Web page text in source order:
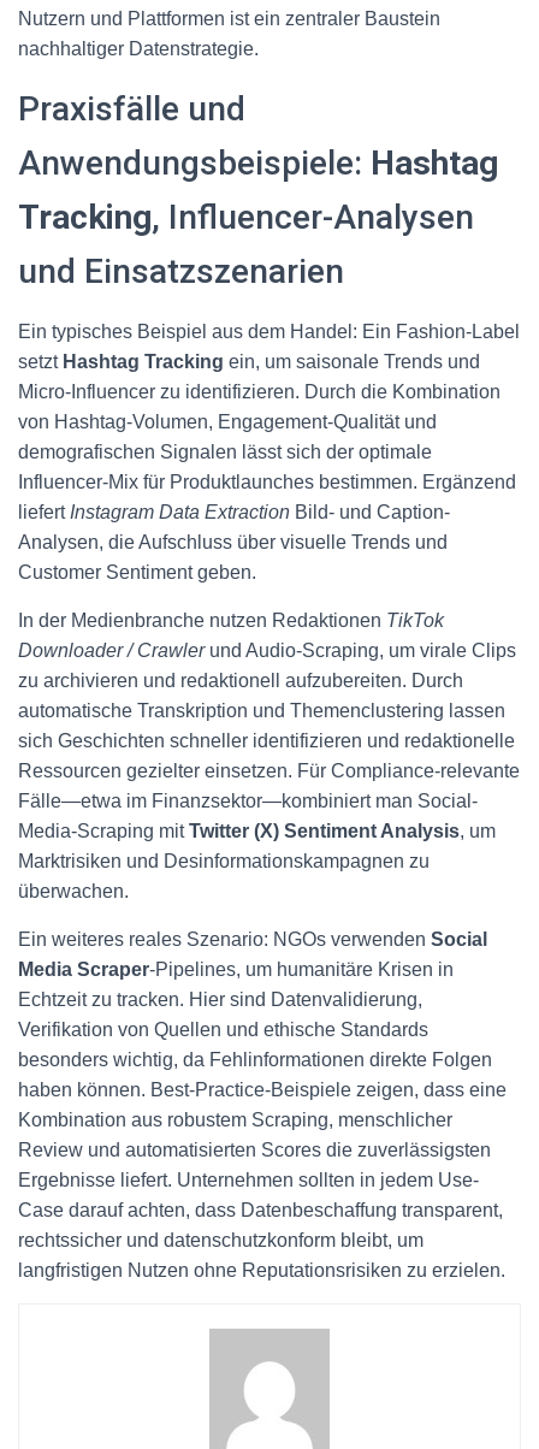
Nutzern und Plattformen ist ein zentraler Baustein
nachhaltiger Datenstrategie.
Praxisfälle und
Anwendungsbeispiele: Hashtag
Tracking, Influencer-Analysen
und Einsatzszenarien
Ein typisches Beispiel aus dem Handel: Ein Fashion-Label
setzt Hashtag Tracking ein, um saisonale Trends und
Micro-Influencer zu identifizieren. Durch die Kombination
von Hashtag-Volumen, Engagement-Qualität und
demografischen Signalen lässt sich der optimale
Influencer-Mix für Produktlaunches bestimmen. Ergänzend
liefert Instagram Data Extraction Bild- und Caption-
Analysen, die Aufschluss über visuelle Trends und
Customer Sentiment geben.
In der Medienbranche nutzen Redaktionen TikTok
Downloader / Crawlerund Audio-Scraping, um virale Clips
zu archivieren und redaktionell aufzubereiten. Durch
automatische Transkription und Themenclustering lassen
sich Geschichten schneller identifizieren und redaktionelle
Ressourcen gezielter einsetzen. Für Compliance-relevante
Fälle—etwa im Finanzsektor—kombiniert man Social-
Media-Scraping mitTwitter (X) Sentiment Analysis, um
Marktrisiken und Desinformationskampagnen zu
überwachen.
Ein weiteres reales Szenario: NGOs verwenden Social
Media Scraper-Pipelines, um humanitäre Krisen in
Echtzeit zu tracken. Hier sind Datenvalidierung,
Verifikation von Quellen und ethische Standards
besonders wichtig, da Fehlinformationen direkte Folgen
haben können. Best-Practice-Beispiele zeigen, dass eine
Kombination aus robustem Scraping, menschlicher
Review und automatisierten Scores die zuverlässigsten
Ergebnisse liefert. Unternehmen sollten in jedem Use-
Case darauf achten, dass Datenbeschaffung transparent,
rechtssicher und datenschutzkonform bleibt, um
langfristigen Nutzen ohne Reputationsrisiken zu erzielen.